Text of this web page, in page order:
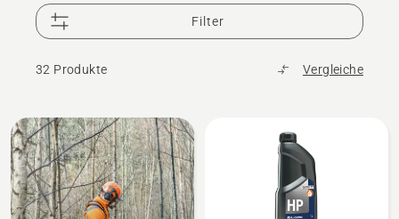
Filter
32 Produkte Vergleiche
Alle
Produkte